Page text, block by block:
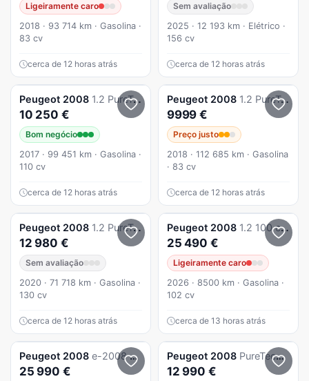
Ligeiramente caro
2018 · 93 714 km · Gasolina ·
83 cv
cerca de 12 horas atrás
Sem avaliação
2025 · 12 193 km · Elétrico ·
156 cv
cerca de 12 horas atrás
Peugeot 2008 1.2 PureTech GT Line
10 250 €
Bom negócio
2017 · 99 451 km · Gasolina ·
110 cv
cerca de 12 horas atrás
Peugeot 2008 1.2 PureTech Style
9999 €
Preço justo
2018 · 112 685 km · Gasolina
· 83 cv
cerca de 12 horas atrás
Peugeot 2008 1.2 PureTech Active Pack
12 980 €
Sem avaliação
2020 · 71 718 km · Gasolina ·
130 cv
cerca de 12 horas atrás
Peugeot 2008 1.2 100 cv Allure CVM6
25 490 €
Ligeiramente caro
2026 · 8500 km · Gasolina ·
102 cv
cerca de 13 horas atrás
Peugeot 2008 e-2008 54 kWh Style
25 990 €
Peugeot 2008 PureTech 130 Stop&Start GT-Line Edition
12 990 €